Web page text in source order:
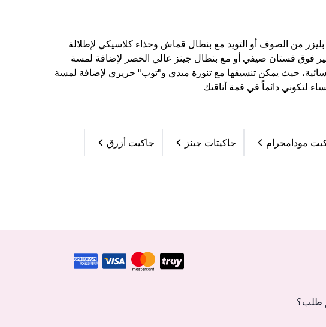
بليزر من الصوف أو التويد مع بنطال قماش وحذاء كلاسيكي لإطلالة
فوق فستان صيفي أو مع بنطال جينز عالي الخصر لإضافة لمسة
حيث يمكن تنسيقها مع تنورة ميدي و"توب" حريري لإضافة لمسة
لتكوني دائماً في قمة أناقتك.
مودامحرام جاكيتات جينز جاكيت أزرق
طلب؟